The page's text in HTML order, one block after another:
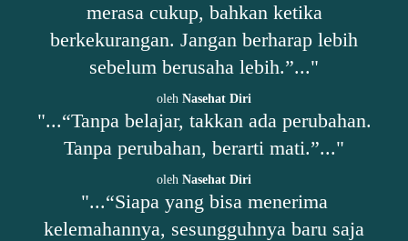
merasa cukup, bahkan ketika
berkekurangan. Jangan berharap lebih
sebelum berusaha lebih.”..."
oleh Nasehat Diri
"...“Tanpa belajar, takkan ada perubahan.
Tanpa perubahan, berarti mati.”..."
oleh Nasehat Diri
"...“Siapa yang bisa menerima
kelemahannya, sesungguhnya baru saja